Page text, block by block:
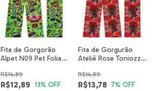
Fita de Gorgorão
Alpet N09 Pet Folia
R$12,89
R$14,89
13% OFF
Fita de Gorgurão
Ateliê Rose Toniozzo
R$13,78
R$14,89
7% OFF